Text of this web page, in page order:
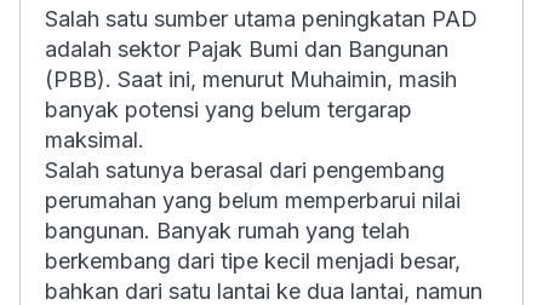
Salah satu sumber utama peningkatan PAD
adalah sektor Pajak Bumi dan Bangunan
(PBB). Saat ini, menurut Muhaimin, masih
banyak potensi yang belum tergarap
maksimal.
Salah satunya berasal dari pengembang
perumahan yang belum memperbarui nilai
bangunan. Banyak rumah yang telah
berkembang dari tipe kecil menjadi besar,
bahkan dari satu lantai ke dua lantai, namun